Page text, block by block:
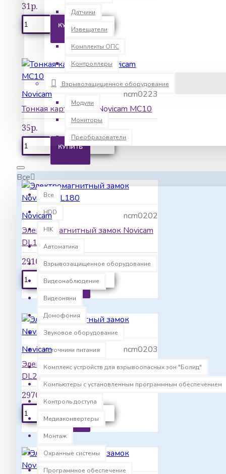
Датчики
Извещатели
Комплекты ОПС
Контроллеры
Взрывозащищенное оборудование
Модули
Мониторы
Преобразователи
Все
Все
HDD
HIK
Автоматика
Взрывозащищенное оборудование
Видеонаблюдение
Видеоняни
Домофония
Звуковое оборудование
Источники питания
Комплекс устройств для взрывоопасных зон "Болид"
Компьютеры с установленным программным обеспечением
Контроль доступа
Медиаконвертеры
Монтаж
Охранные системы
Программное обеспечение
31р.
КУПИТЬ
Novicam
ncm0223
Тонкая карта Mifare Novicam MC10
35р.
КУПИТЬ
Novicam
ncm0202
Электромагнитный замок Novicam
DL180
2910р.
КУПИТЬ
Novicam
ncm0203
Электромагнитный замок Novicam
DL280
2970р.